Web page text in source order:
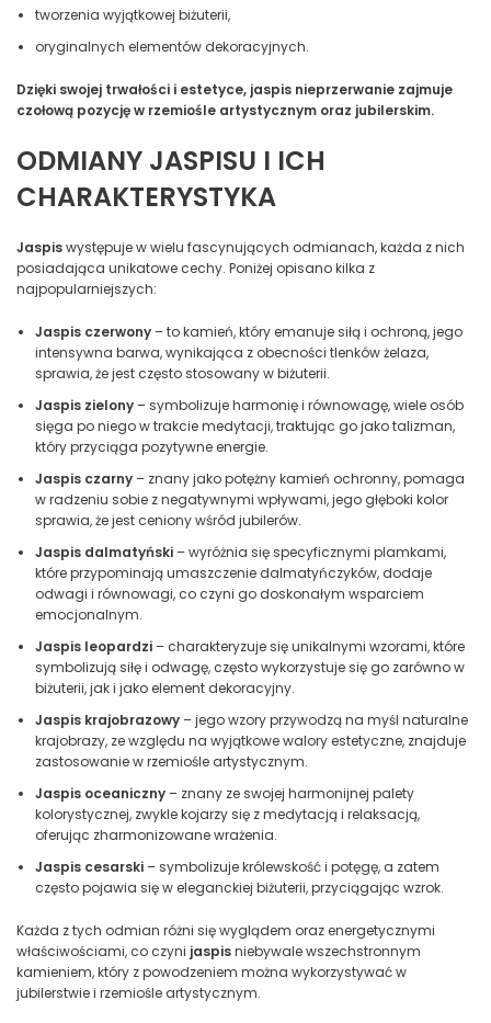
tworzenia wyjątkowej biżuterii,
oryginalnych elementów dekoracyjnych.
Dzięki swojej trwałości i estetyce, jaspis nieprzerwanie zajmuje
czołową pozycję w rzemiośle artystycznym oraz jubilerskim.
ODMIANY JASPISU I ICH
CHARAKTERYSTYKA
Jaspiswystępuje w wielu fascynujących odmianach, każda z nich
posiadająca unikatowe cechy. Poniżej opisano kilka z
najpopularniejszych:
Jaspis czerwony – to kamień, który emanuje siłą i ochroną, jego
intensywna barwa, wynikająca z obecności tlenków żelaza,
sprawia, że jest często stosowany w biżuterii.
Jaspis zielony – symbolizuje harmonię i równowagę, wiele osób
sięga po niego w trakcie medytacji, traktując go jako talizman,
który przyciąga pozytywne energie.
Jaspis czarny – znany jako potężny kamień ochronny, pomaga
w radzeniu sobie z negatywnymi wpływami, jego głęboki kolor
sprawia, że jest ceniony wśród jubilerów.
Jaspis dalmatyński – wyróżnia się specyficznymi plamkami,
które przypominają umaszczenie dalmatyńczyków, dodaje
odwagi i równowagi, co czyni go doskonałym wsparciem
emocjonalnym.
Jaspis leopardzi – charakteryzuje się unikalnymi wzorami, które
symbolizują siłę i odwagę, często wykorzystuje się go zarówno w
biżuterii, jak i jako element dekoracyjny.
Jaspis krajobrazowy – jego wzory przywodzą na myśl naturalne
krajobrazy, ze względu na wyjątkowe walory estetyczne, znajduje
zastosowanie w rzemiośle artystycznym.
Jaspis oceaniczny – znany ze swojej harmonijnej palety
kolorystycznej, zwykle kojarzy się z medytacją i relaksacją,
oferując zharmonizowane wrażenia.
Jaspis cesarski – symbolizuje królewskość i potęgę, a zatem
często pojawia się w eleganckiej biżuterii, przyciągając wzrok.
Każda z tych odmian różni się wyglądem oraz energetycznymi
właściwościami, co czyni jaspisniebywale wszechstronnym
kamieniem, który z powodzeniem można wykorzystywać w
jubilerstwie i rzemiośle artystycznym.